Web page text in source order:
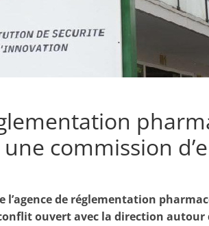
commission
l’agence de réglementation
ouvert avec la direction autour